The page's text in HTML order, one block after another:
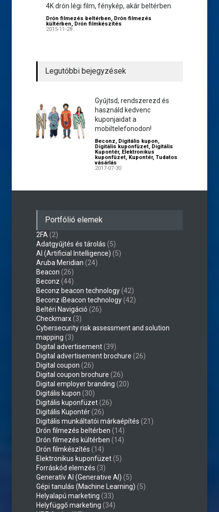
4K drón légi film, fénykép, akár beltérben
Drón filmezés beltérben, Drón filmezés
kültérben, Drón filmkészítés
2015-11-28
Legutóbbi bejegyzések
Gyűjtsd, rendszerezd és
használd kedvenc
kuponjaidat a
mobiltelefonodon!
Beconz, Digitális kupon,
Digitális kuponfüzet, Digitális
Kupontér, Elektronikus
kuponfüzet, Kupontér, Tudatos
vásárlás
2017-07-30
Portfólió elemek
2FA (2)
Adatgyűjtés és tárolás (5)
AI (Artificial Intelligence) (5)
Aruba Meridian (24)
Beacon (26)
Beconz (44)
Beconz beacon technology(42)
Beconz iBeacon technology(42)
Beltéri Navigáció (26)
Checkmarx(3)
Cybersecurity risk assessment and solution
mapping (3)
Digital advertisement(39)
Digital advertisement brochure (26)
Digital coupon (26)
Digital coupon brochure (26)
Digital employer branding (20)
Digitális kupon (30)
Digitális kuponfüzet(26)
Digitális Kupontér(26)
Digitális munkáltatói márkaépítés (21)
Drón filmezés beltérben (14)
Drón filmezés kültérben (14)
Drón filmkészítés (14)
Elektronikus kuponfüzet(5)
Forráskód elemzés (3)
Generatív AI (Generative AI) (5)
Gépi tanulás (Machine Learning) (5)
Helyalapú marketing (33)
Helyfüggő marketing (34)